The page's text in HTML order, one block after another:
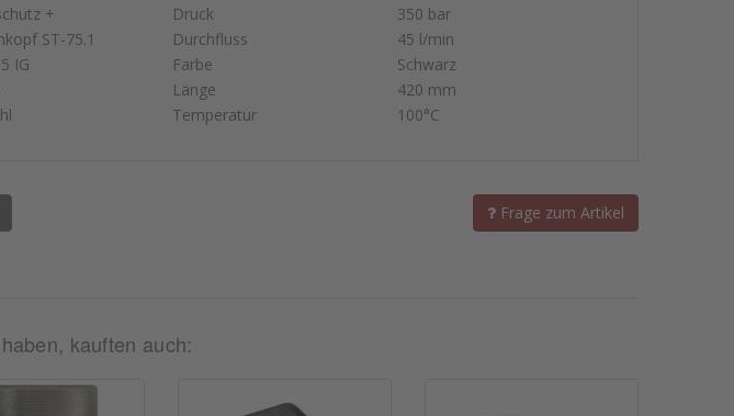
+
ST-75.1
Druck
350 bar
Durchfluss
45 l/min
IG Farbe
Schwarz
Länge
420 mm
Temperatur 100°C
Frage zum Artikel
kauften auch: